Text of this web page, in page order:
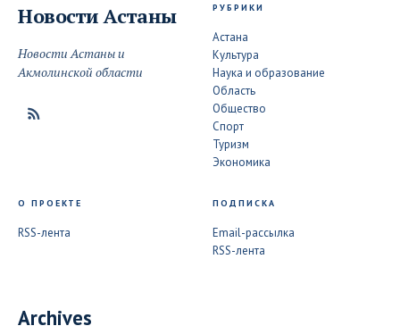
Новости Астаны
Новости Астаны и
Акмолинской области
РУБРИКИ
Астана
Культура
Наука и образование
Область
Общество
Спорт
Туризм
Экономика
О ПРОЕКТЕ
RSS-лента
ПОДПИСКА
Email-рассылка
RSS-лента
Archives